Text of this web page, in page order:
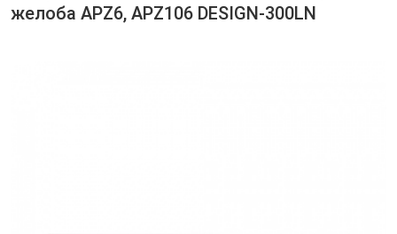
желоба APZ6, APZ106 DESIGN-300LN